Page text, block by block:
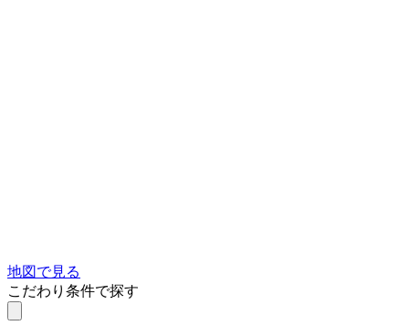
地図で見る
こだわり条件で探す